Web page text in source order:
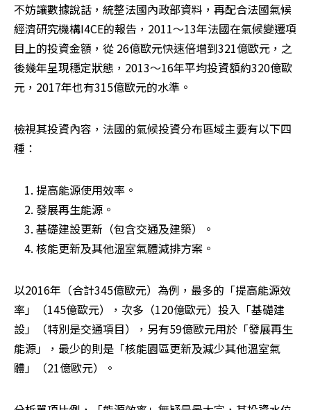
不妨讓數據說話，統整法國內政部資料，再配合法國氣候
經濟研究機構I4CE的報告，2011～13年法國在氣候變遷項
目上的投資金額，從 26億歐元快速倍增到321億歐元，之
後幾年呈現穩定狀態，2013～16年平均投資額約320億歐
元，2017年也有315億歐元的水準。
檢視其投資內容，法國的氣候投資分布區域主要有以下四
種：
提高能源使用效率。
發展再生能源。
基礎建設更新（包含交通及建築）。
核能更新及其他溫室氣體減排方案。
以2016年（合計345億歐元）為例，最多的「提高能源效
率」（145億歐元），次多（120億歐元）投入「基礎建
設」（特別是交通項目），另有59億歐元用於「發展再生
能源」，最少的則是「核能園區更新及減少其他溫室氣
體」（21億歐元）。